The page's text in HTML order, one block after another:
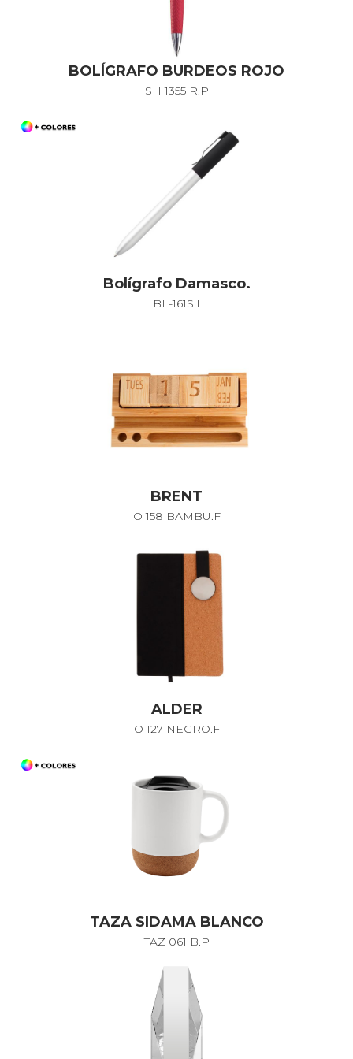
BOLÍGRAFO BURDEOS ROJO
SH 1355 R.P
Bolígrafo Damasco.
BL-161S.I
BRENT
O 158 BAMBU.F
ALDER
O 127 NEGRO.F
TAZA SIDAMA BLANCO
TAZ 061 B.P